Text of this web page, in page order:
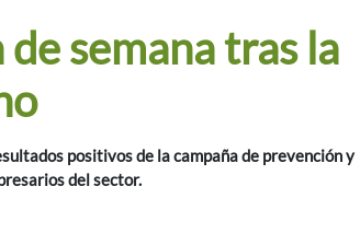
semana tras la
positivos de la campaña de prevención y
del sector.